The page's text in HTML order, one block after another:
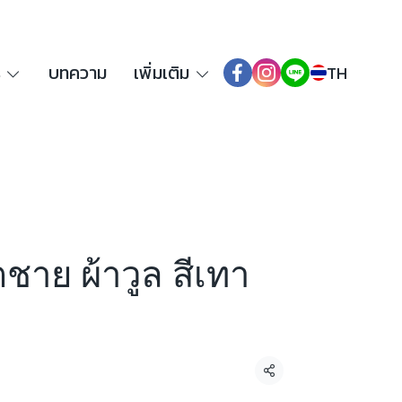
บทความ เพิ่มเติม TH
าย ผ้าวูล สีเทา
แชร์